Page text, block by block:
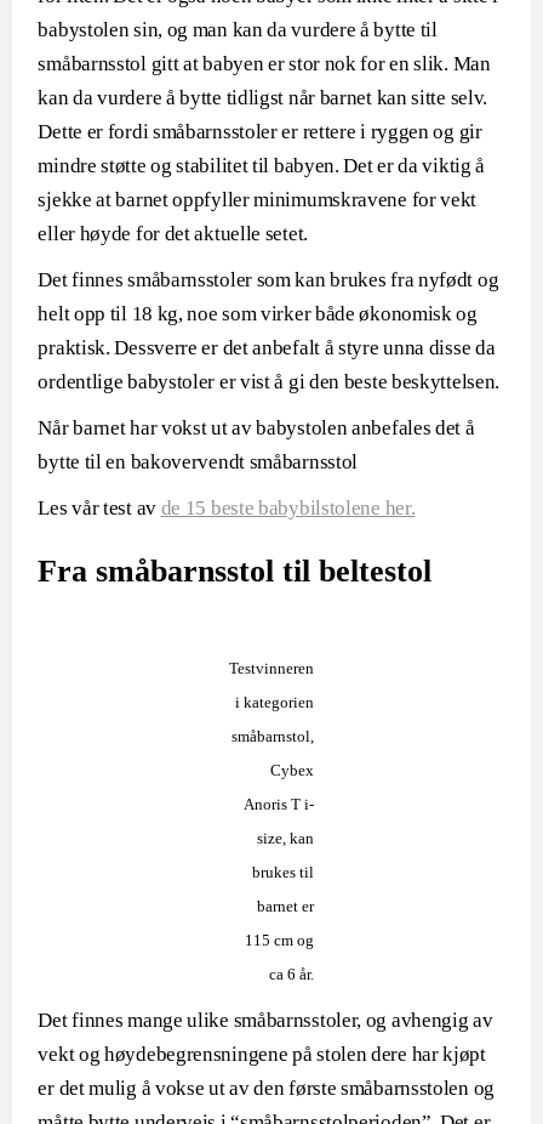
babystolen sin, og man kan da vurdere å bytte til
småbarnsstol gitt at babyen er stor nok for en slik. Man
kan da vurdere å bytte tidligst når barnet kan sitte selv.
Dette er fordi småbarnsstoler er rettere i ryggen og gir
mindre støtte og stabilitet til babyen. Det er da viktig å
sjekke at barnet oppfyller minimumskravene for vekt
eller høyde for det aktuelle setet.
Det finnes småbarnsstoler som kan brukes fra nyfødt og
helt opp til 18 kg, noe som virker både økonomisk og
praktisk. Dessverre er det anbefalt å styre unna disse da
ordentlige babystoler er vist å gi den beste beskyttelsen.
Når barnet har vokst ut av babystolen anbefales det å
bytte til en bakovervendt småbarnsstol
Les vår test av de 15 beste babybilstolene her.
Fra småbarnsstol til beltestol
Testvinneren
i kategorien
småbarnstol,
Cybex
Anoris T i-
size, kan
brukes til
barnet er
115 cm og
ca 6 år.
Det finnes mange ulike småbarnsstoler, og avhengig av
vekt og høydebegrensningene på stolen dere har kjøpt
er det mulig å vokse ut av den første småbarnsstolen og